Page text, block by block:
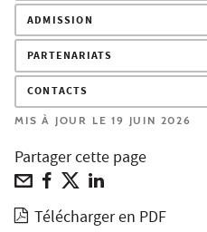
ADMISSION
PARTENARIATS
CONTACTS
MIS À JOUR LE 19 JUIN 2026
Partager cette page
Télécharger en PDF